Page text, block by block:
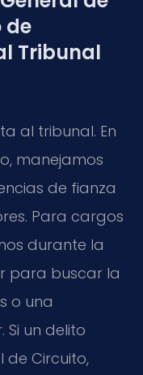
de
Tribunal
al tribunal. En
manejamos
de fianza
Para cargos
durante la
para buscar la
o una
Si un delito
de Circuito,